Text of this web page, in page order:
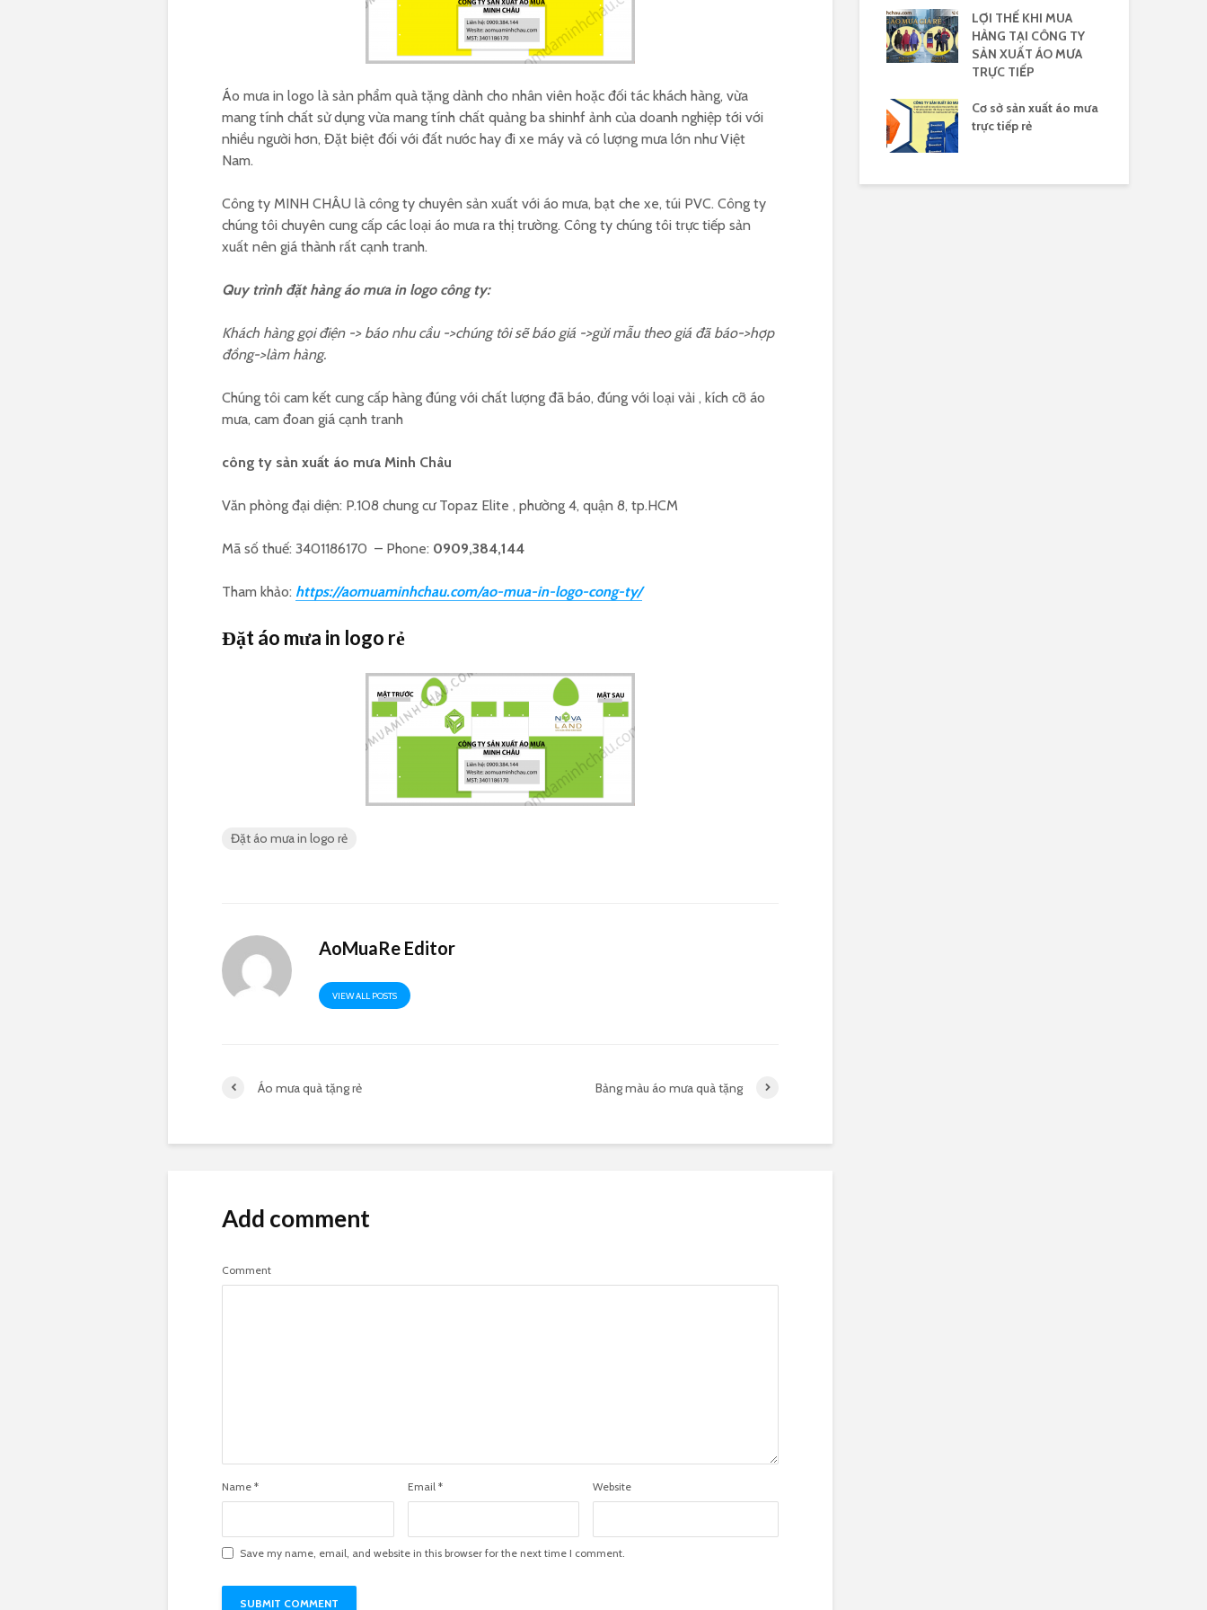
Áo mưa in logo là sản phẩm quà tặng dành cho nhân viên hoặc đối tác khách hàng, vừa
mang tính chất sử dụng vừa mang tính chất quảng ba shinhf ảnh của doanh nghiệp tới với
nhiều người hơn, Đặt biệt đối với đất nước hay đi xe máy và có lượng mưa lớn như Việt
Nam.
Công ty MINH CHÂU là công ty chuyên sản xuất với áo mưa, bạt che xe, túi PVC. Công ty
chúng tôi chuyên cung cấp các loại áo mưa ra thị trường. Công ty chúng tôi trực tiếp sản
xuất nên giá thành rất cạnh tranh.
Quy trình đặt hàng áo mưa in logo công ty:
Khách hàng gọi điện -> báo nhu cầu ->chúng tôi sẽ báo giá ->gửi mẫu theo giá đã báo->hợp
đồng->làm hàng.
Chúng tôi cam kết cung cấp hàng đúng với chất lượng đã báo, đúng với loại vải , kích cỡ áo
mưa, cam đoan giá cạnh tranh
công ty sản xuất áo mưa Minh Châu
Văn phòng đại diện: P.108 chung cư Topaz Elite , phường 4, quận 8, tp.HCM
Mã số thuế: 3401186170 – Phone: 0909,384,144
Tham khảo: https://aomuaminhchau.com/ao-mua-in-logo-cong-ty/
Đặt áo mưa in logo rẻ
Đặt áo mưa in logo rẻ
AoMuaRe Editor
VIEW ALL POSTS
Áo mưa quà tặng rẻ Bảng màu áo mưa quà tặng
Add comment
Comment
Name * Email * Website
Save my name, email, and website in this browser for the next time I comment.
Xưởng sản xuất áo
mưa tặng công nhân
30/4 giá rẻ
Áo mưa nhựa có kiếng
đèn in ấn
Đông in logo
LỢI THẾ KHI MUA
HÀNG TẠI CÔNG TY
SẢN XUẤT ÁO MƯA
TRỰC TIẾP
Cơ sở sản xuất áo mưa
trực tiếp rẻ